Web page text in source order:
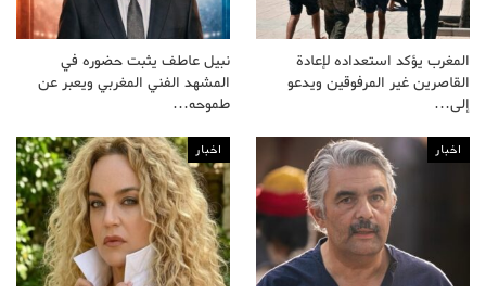
المغرب يؤكد استعداده لإعادة
القاصرين غير المرفوقين ويدعو
إلى…
نبيل عاطف يثبت حضوره في
المشهد الفني المغربي ويعبر عن
طموحه…
اخبار اخبار